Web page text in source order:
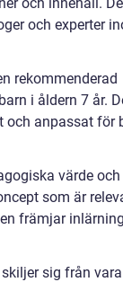
och experter
rekommenderad
i åldern 7 år.
anpassat för
värde
som är
främjar
sig från